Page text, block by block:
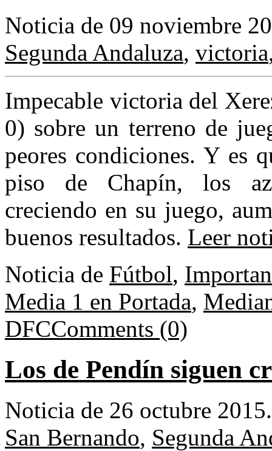
Noticia de 09 noviembre
Segunda Andaluza, victoria
Impecable victoria del
0) sobre un terreno de
peores condiciones. Y es
piso de Chapín, los
creciendo en su juego,
buenos resultados. Leer
Noticia de Fútbol,
Media 1 en Portada,
DFCComments (0)
Los de Pendín siguen
Noticia de 26 octubre
San Bernando, Segunda